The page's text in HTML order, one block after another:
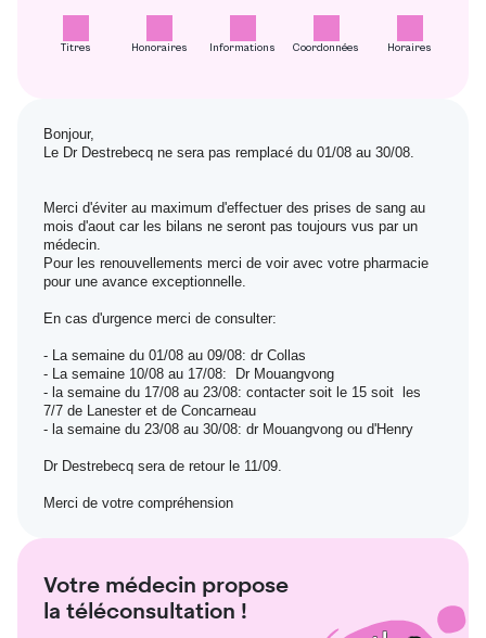
Titres Honoraires Informations Coordonnées Horaires
Bonjour,
Le Dr Destrebecq ne sera pas remplacé du 01/08 au 30/08.
Merci d'éviter au maximum d'effectuer des prises de sang au
mois d'aout car les bilans ne seront pas toujours vus par un
médecin.
Pour les renouvellements merci de voir avec votre pharmacie
pour une avance exceptionnelle.
En cas d'urgence merci de consulter:
- La semaine du 01/08 au 09/08: dr Collas
- La semaine 10/08 au 17/08: Dr Mouangvong
- la semaine du 17/08 au 23/08: contacter soit le 15 soit les
7/7 de Lanester et de Concarneau
- la semaine du 23/08 au 30/08: dr Mouangvong ou d'Henry
Dr Destrebecq sera de retour le 11/09.
Merci de votre compréhension
Votre médecin propose
la téléconsultation !